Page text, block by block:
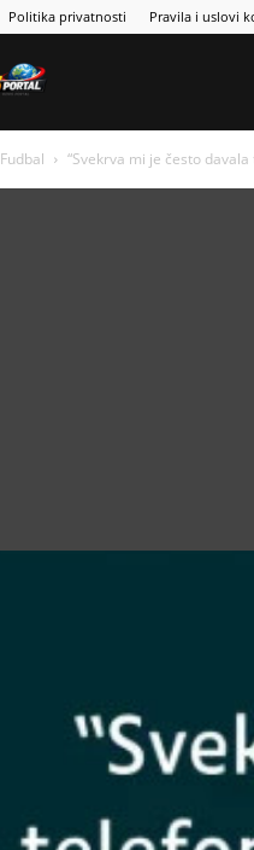
Politika privatnosti Pravila i uslovi
Fudbal “Svekrva mi je često